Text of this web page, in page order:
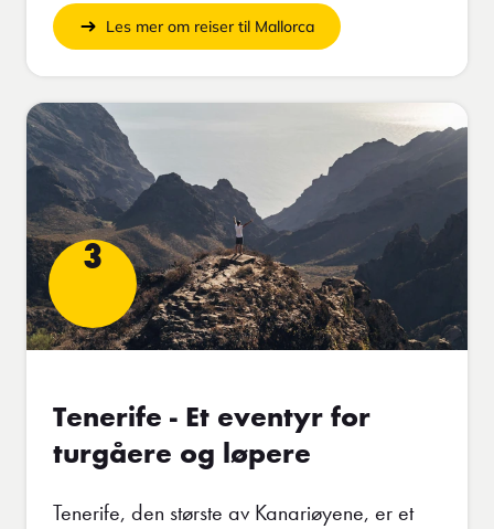
Les mer om reiser til Mallorca
3
Tenerife - Et eventyr for
turgåere og løpere
Tenerife, den største av Kanariøyene, er et